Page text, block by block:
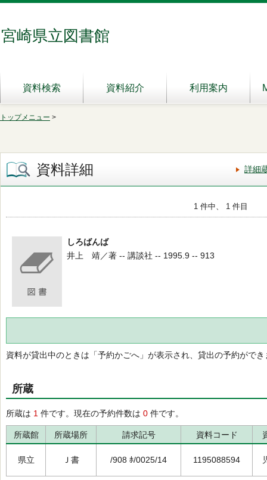
宮崎県立図書館
資料検索 資料紹介 利用案内
トップメニュー >
資料詳細 詳細
1 件中、 1 件目
しろばんば
井上 靖／著 -- 講談社 -- 1995.9 -- 913
資料が貸出中のときは「予約かごへ」が表示され、貸出の予約ができ
所蔵
所蔵は 1 件です。現在の予約件数は 0 件です。
所蔵館 所蔵場所 請求記号 資料コード
県立 Ｊ書 /908 ﾎ/0025/14 1195088594